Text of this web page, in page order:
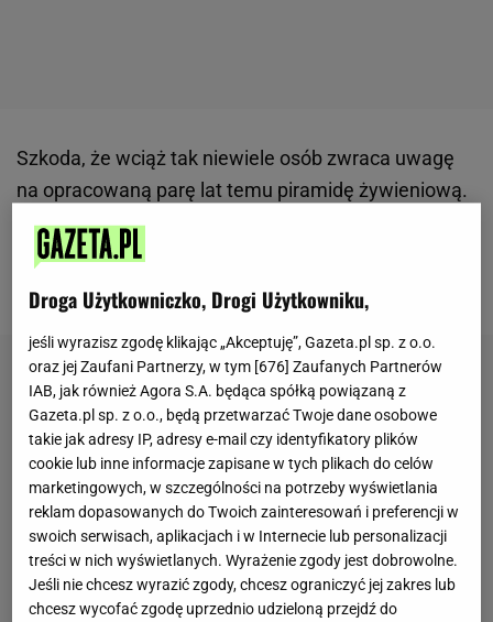
Szkoda, że wciąż tak niewiele osób zwraca uwagę
na opracowaną parę lat temu piramidę żywieniową.
Z pewnością przestrzeganie jej wpłynęłoby
korzystnie nie tylko na nasze zdrowie, ale przede
wszystkim na sprawniejsze kontrolowanie wagi.
Droga Użytkowniczko, Drogi Użytkowniku,
jeśli wyrazisz zgodę klikając „Akceptuję”, Gazeta.pl sp. z o.o.
oraz jej Zaufani Partnerzy, w tym [676] Zaufanych Partnerów
IAB, jak również Agora S.A. będąca spółką powiązaną z
Gazeta.pl sp. z o.o., będą przetwarzać Twoje dane osobowe
takie jak adresy IP, adresy e-mail czy identyfikatory plików
cookie lub inne informacje zapisane w tych plikach do celów
marketingowych, w szczególności na potrzeby wyświetlania
reklam dopasowanych do Twoich zainteresowań i preferencji w
swoich serwisach, aplikacjach i w Internecie lub personalizacji
treści w nich wyświetlanych. Wyrażenie zgody jest dobrowolne.
Jeśli nie chcesz wyrazić zgody, chcesz ograniczyć jej zakres lub
chcesz wycofać zgodę uprzednio udzieloną przejdź do